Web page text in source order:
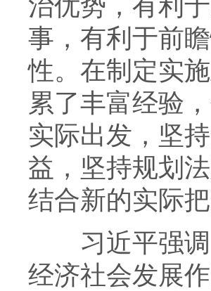
治优势，有利
事，有利于前
性。在制定实
累了丰富经验
实际出发，坚
益，坚持规划
结合新的实际
习近平强调
经济社会发展